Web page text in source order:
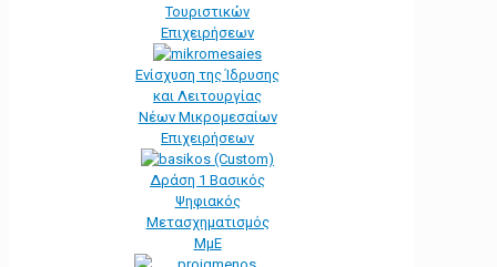
Τουριστικών
Επιχειρήσεων
Ενίσχυση της Ίδρυσης
και Λειτουργίας
Νέων Μικρομεσαίων
Επιχειρήσεων
Δράση 1 Βασικός
Ψηφιακός
Μετασχηματισμός
ΜμΕ